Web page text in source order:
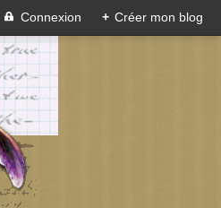
Connexion + Créer mon blog